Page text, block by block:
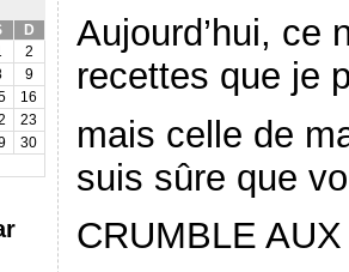
D
2
9
16
23
30
Aujourd’hui, ce
recettes que je
mais celle de
suis sûre que
CRUMBLE